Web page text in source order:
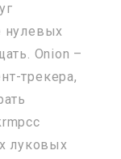
нулевых
Onion –
трекера,
луковых